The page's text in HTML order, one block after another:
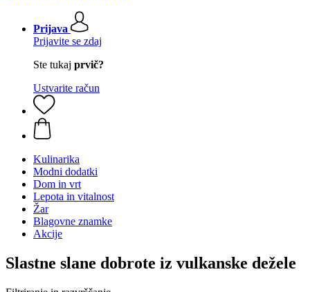
Prijava
Prijavite se zdaj
Ste tukaj prvič?
Ustvarite račun
Kulinarika
Modni dodatki
Dom in vrt
Lepota in vitalnost
Žar
Blagovne znamke
Akcije
Slastne slane dobrote iz vulkanske dežele